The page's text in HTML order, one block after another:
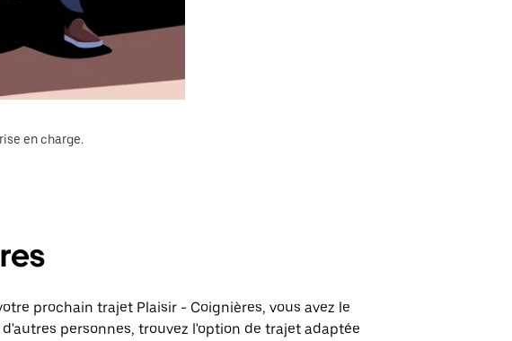
en charge.
prochain trajet Plaisir - Coignières, vous avez le
personnes, trouvez l'option de trajet adaptée